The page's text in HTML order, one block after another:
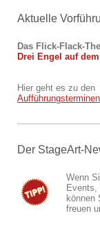
Aktuelle
Das Flick-Flack-
Drei Engel auf
Hier geht es zu den
Aufführungsterminen
Der StageArt-
Wenn
Events,
können
freuen